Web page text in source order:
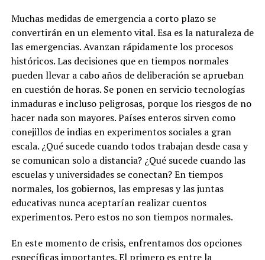
Muchas medidas de emergencia a corto plazo se
convertirán en un elemento vital. Esa es la naturaleza de
las emergencias. Avanzan rápidamente los procesos
históricos. Las decisiones que en tiempos normales
pueden llevar a cabo años de deliberación se aprueban
en cuestión de horas. Se ponen en servicio tecnologías
inmaduras e incluso peligrosas, porque los riesgos de no
hacer nada son mayores. Países enteros sirven como
conejillos de indias en experimentos sociales a gran
escala. ¿Qué sucede cuando todos trabajan desde casa y
se comunican solo a distancia? ¿Qué sucede cuando las
escuelas y universidades se conectan? En tiempos
normales, los gobiernos, las empresas y las juntas
educativas nunca aceptarían realizar cuentos
experimentos. Pero estos no son tiempos normales.
En este momento de crisis, enfrentamos dos opciones
específicas importantes. El primero es entre la